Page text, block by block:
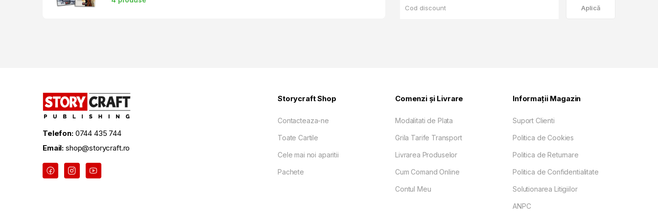
Aplică
Telefon: 0744 435 744
Email: shop@storycraft.ro
Storycraft Shop
Contacteaza-ne
Toate Cartile
Cele mai noi aparitii
Pachete
Comenzi și Livrare
Modalitati de Plata
Grila Tarife Transport
Livrarea Produselor
Cum Comand Online
Contul Meu
Informații Magazin
Suport Clienti
Politica de Cookies
Politica de Returnare
Politica de Confidentialitate
Solutionarea Litigiilor
ANPC